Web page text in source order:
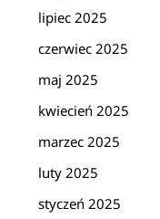
lipiec 2025
czerwiec 2025
maj 2025
kwiecień 2025
marzec 2025
luty 2025
styczeń 2025